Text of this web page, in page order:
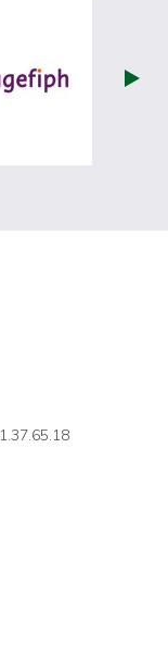
Ministère du travail
visiter les